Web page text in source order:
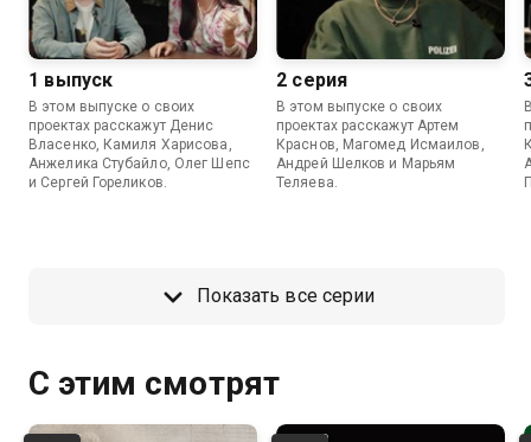
1 выпуск
В этом выпуске о своих
проектах расскажут Денис
Власенко, Камиля Харисова,
Анжелика Стубайло, Олег Шепс
и Сергей Гореликов.
2 серия
В этом выпуске о своих
проектах расскажут Артем
Краснов, Магомед Исмаилов,
Андрей Шелков и Марьям
Теляева.
Показать все серии
С этим смотрят